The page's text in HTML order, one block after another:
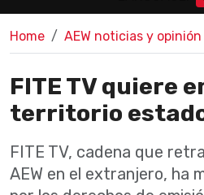
Home AEW noticias y opinión
FITE TV quiere
territorio
FITE TV, cadena que
AEW en el extranjero, ha